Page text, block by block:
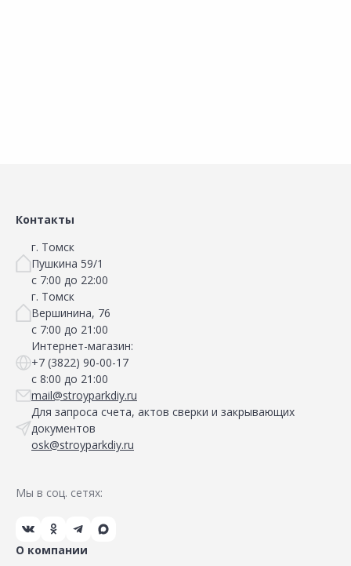
Контакты
г. Томск
Пушкина 59/1
с 7:00 до 22:00
г. Томск
Вершинина, 76
с 7:00 до 21:00
Интернет-магазин:
+7 (3822) 90-00-17
с 8:00 до 21:00
mail@stroyparkdiy.ru
Для запроса счета, актов сверки и закрывающих
документов
osk@stroyparkdiy.ru
Мы в соц. сетях:
О компании